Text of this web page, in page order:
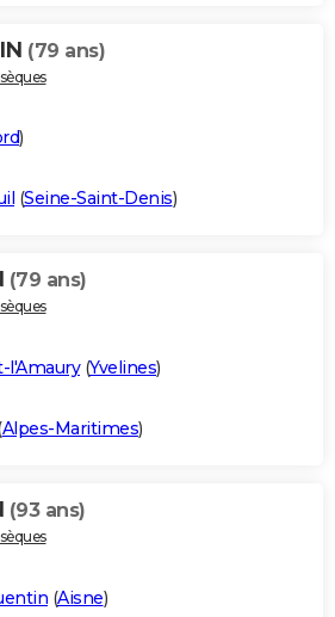
(79 ans)
)
(Seine-Saint-Denis)
(79 ans)
l'Amaury(Yvelines)
Alpes-Maritimes)
(93 ans)
(Aisne)